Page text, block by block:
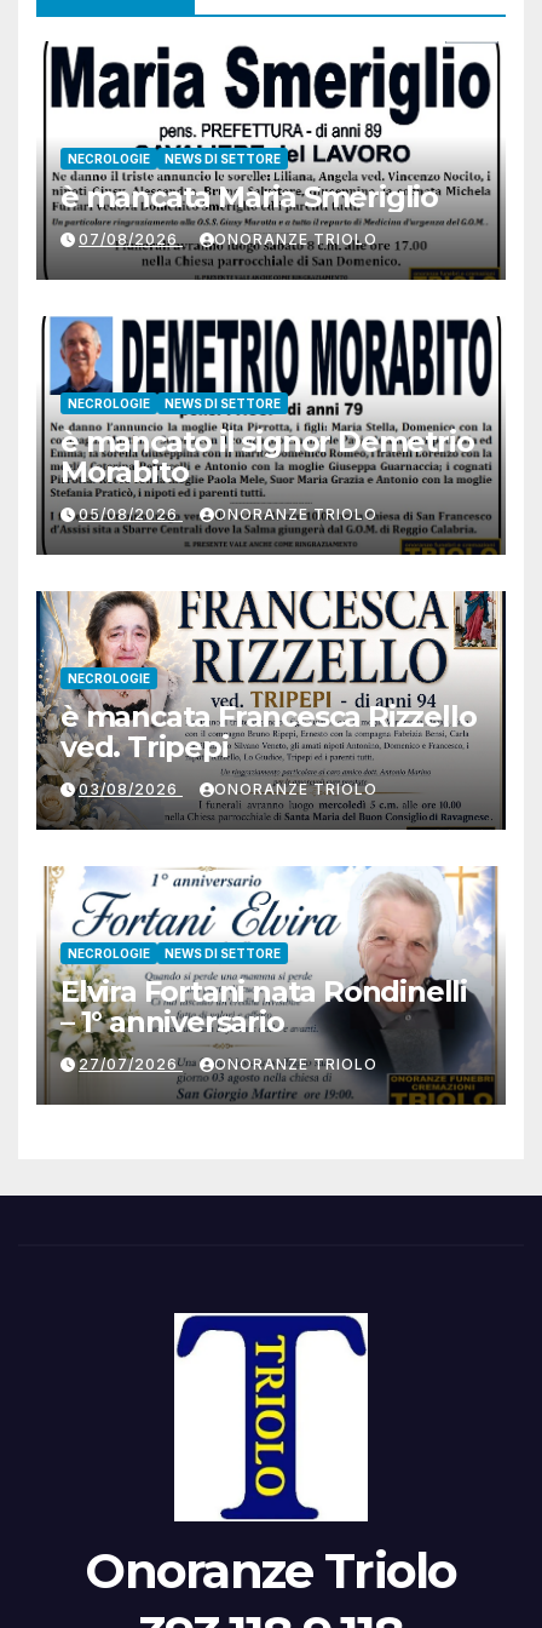
NECROLOGIE NEWS DI SETTORE
è mancata Maria Smeriglio
07/08/2026 ONORANZE TRIOLO
NECROLOGIE NEWS DI SETTORE
è mancato il signor Demetrio
Morabito
05/08/2026 ONORANZE TRIOLO
NECROLOGIE
è mancata Francesca Rizzello
ved. Tripepi
03/08/2026 ONORANZE TRIOLO
NECROLOGIE NEWS DI SETTORE
Elvira Fortani nata Rondinelli
– 1° anniversario
27/07/2026 ONORANZE TRIOLO
Onoranze Triolo